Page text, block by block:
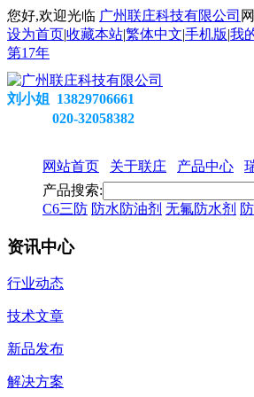
您好,欢迎光临 广州联庄科技有限公司
设为首页|收藏本站|繁体中文|手机版|我
第17年
刘小姐 13829706661
020-32058382
网站首页 关于联庄 产品中心
产品搜索:
C6三防 防水防油剂 无氟防水剂
资讯中心
行业动态
技术文章
新品发布
解决方案